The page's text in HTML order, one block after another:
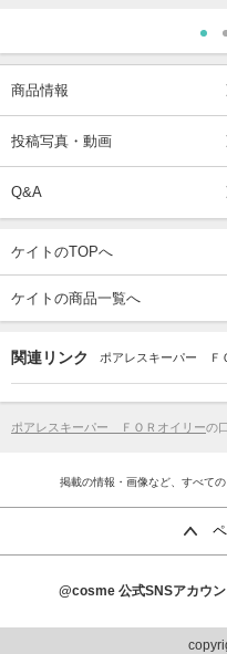
商品情報
投稿写真・動画
Q&A
ケイトのTOPへ
ケイトの商品一覧へ
関連リンク ポアレスキーパー Ｆ
ポアレスキーパー ＦＯＲオイリーの
掲載の情報・画像など、すべて
@cosme 公式SNSアカウン